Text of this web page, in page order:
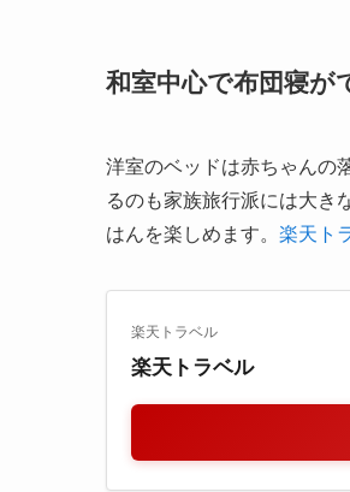
和室中心で布団寝が
洋室のベッドは赤ちゃんの
るのも家族旅行派には大き
はんを楽しめます。 楽天ト
楽天トラベル
楽天トラベル